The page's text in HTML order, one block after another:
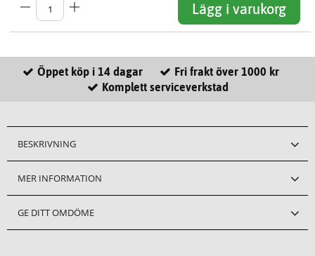
Lägg i varukorg
Öppet köp i 14 dagar
Fri frakt över 1000 kr
Komplett serviceverkstad
BESKRIVNING
MER INFORMATION
GE DITT OMDÖME